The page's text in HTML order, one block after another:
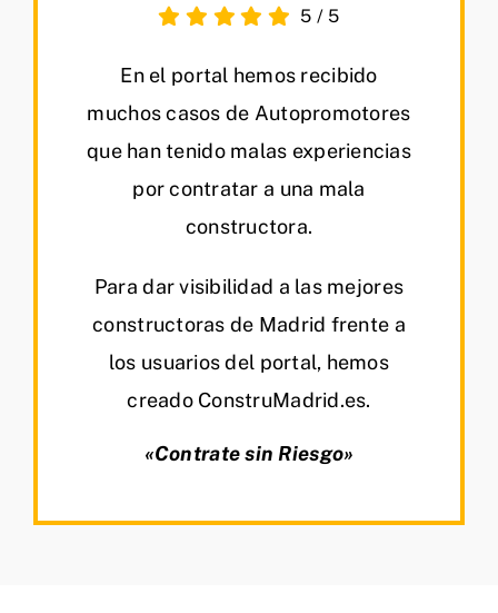
5 / 5
En el portal hemos recibido
muchos casos de Autopromotores
que han tenido malas experiencias
por contratar a una mala
constructora.
Para dar visibilidad a las mejores
constructoras de Madrid frente a
los usuarios del portal, hemos
creado ConstruMadrid.es.
«Contrate sin Riesgo»